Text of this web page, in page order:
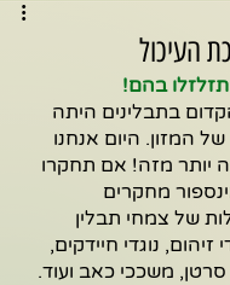
העיכול
בהם!
בתבלינים היתה
המזון. היום אנחנו
יותר מזה! אם תחקרו
מחקרים
של צמחי תבלין
זיהום, נוגדי חיידקים,
סרטן, משככי כאב ועוד.